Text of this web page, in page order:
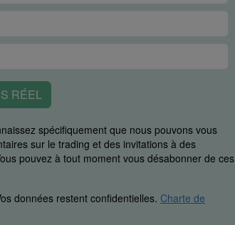
RÉEL
spécifiquement que nous pouvons vous
sur le trading et des invitations à des
pouvez à tout moment vous désabonner de ces
données restent confidentielles. Charte de